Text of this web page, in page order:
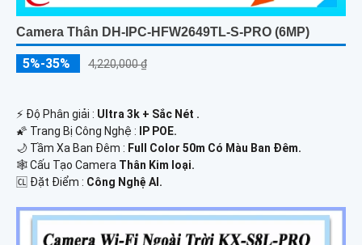
Camera Thân DH-IPC-HFW2649TL-S-PRO (6MP)
5%-35% 4,220,000 ₫
️⚡ Độ Phân giải : Ultra 3k + Sắc Nét .
🌠 Trang Bị Công Nghệ :
IP POE.
🌙 Tầm Xa Ban Đêm : Full Color 50m Có Màu Ban Ðêm.
🕸️ Cấu Tạo Camera Thân Kim loại.
️🆑 Đặt Điểm : Công Nghệ AI.